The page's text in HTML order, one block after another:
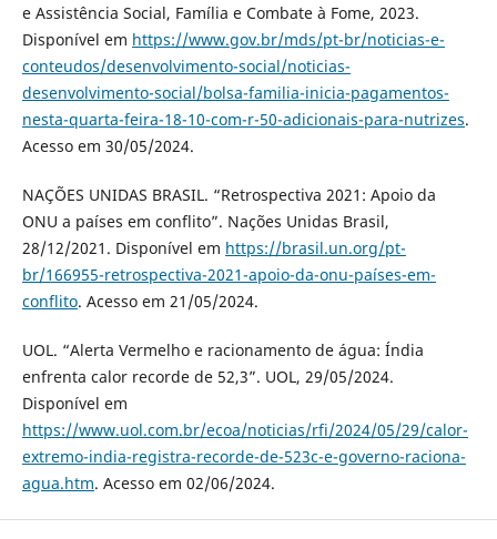
e Assistência Social, Família e Combate à Fome, 2023.
Disponível em https://www.gov.br/mds/pt-br/noticias-e-
conteudos/desenvolvimento-social/noticias-
desenvolvimento-social/bolsa-familia-inicia-pagamentos-
nesta-quarta-feira-18-10-com-r-50-adicionais-para-nutrizes.
Acesso em 30/05/2024.
NAÇÕES UNIDAS BRASIL. “Retrospectiva 2021: Apoio da
ONU a países em conflito”. Nações Unidas Brasil,
28/12/2021. Disponível em https://brasil.un.org/pt-
br/166955-retrospectiva-2021-apoio-da-onu-países-em-
conflito. Acesso em 21/05/2024.
UOL. “Alerta Vermelho e racionamento de água: Índia
enfrenta calor recorde de 52,3”. UOL, 29/05/2024.
Disponível em
https://www.uol.com.br/ecoa/noticias/rfi/2024/05/29/calor-
extremo-india-registra-recorde-de-523c-e-governo-raciona-
agua.htm. Acesso em 02/06/2024.